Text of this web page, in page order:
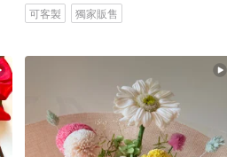
可客製 獨家販售